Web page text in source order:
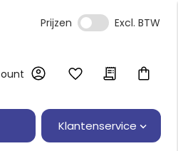
Prijzen
Klantenservice